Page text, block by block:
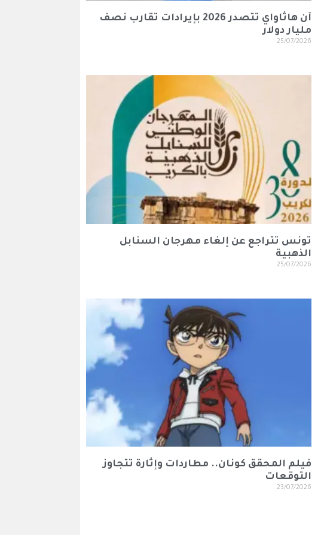
آن هاثاواي تتصدر 2026 بإيرادات تقارب نصف
مليار دولار
25/07/2026
تونس تتراجع عن إلغاء مهرجان السنابل
الذهبية
25/07/2026
فيلم المحقق كونان.. مطاردات وإثارة تتجاوز
التوقعات
23/07/2026